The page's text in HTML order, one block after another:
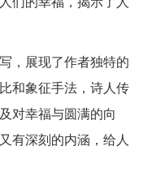
，展现了作者独特的
和象征手法，诗人传
对幸福与圆满的向
有深刻的内涵，给人